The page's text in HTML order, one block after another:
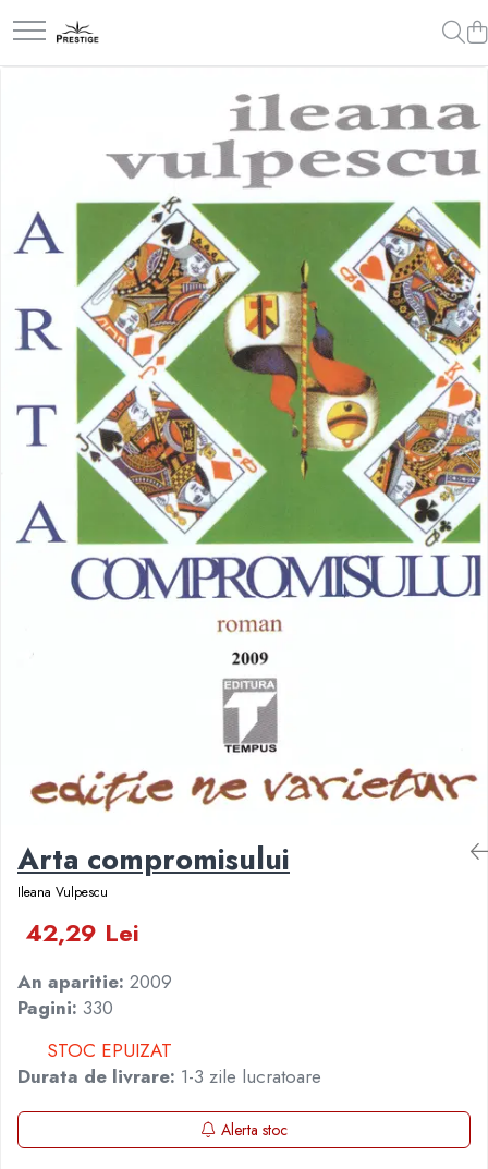
Toate Produsele
Pachete Speciale Carti
Spiritualitate - Ezoterism
AngelConnection
Arte Divinatorii
Astrologie
Chiromantie
Dezvoltare Spirituala
KidConnection
Minte Corp
New Illuminati Files
Numerologie
Paranormal
Parapsihologie
SelfConnect
Vindecare Spirituala
Sanatate
Diete
Masaj
MedConnect
Medicina & Farmacie
Arta compromisului
Ileana Vulpescu
42,29 Lei
An aparitie: 2009
Pagini: 330
STOC EPUIZAT
Durata de livrare: 1-3 zile lucratoare
Alerta stoc